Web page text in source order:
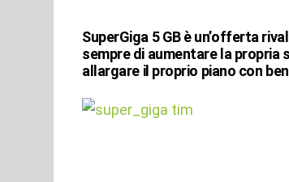
SuperGiga 5 GB è un’offerta
sempre di aumentare la
allargare il proprio piano con